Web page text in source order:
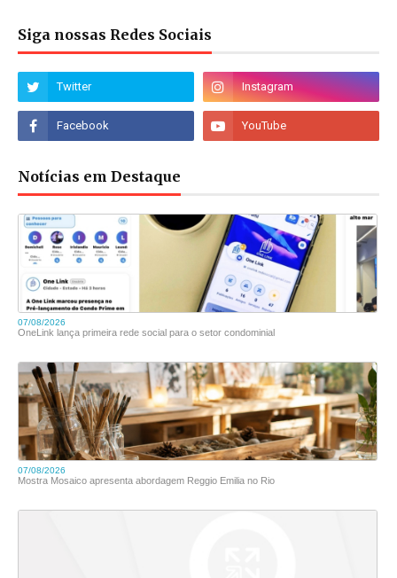
Siga nossas Redes Sociais
Notícias em Destaque